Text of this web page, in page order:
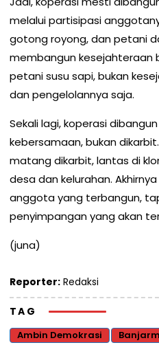
melalui partisipasi
gotong royong, dan petani
membangun kesejahteraan
petani susu sapi, bukan
dan pengelolannya saja.
Sekali lagi, koperasi
kebersamaan, bukan
matang dikarbit, lantas di
desa dan kelurahan.
anggota yang terbangun,
penyimpangan yang akan
(juna)
Reporter: Redaksi
TAG
Ambin Demokrasi